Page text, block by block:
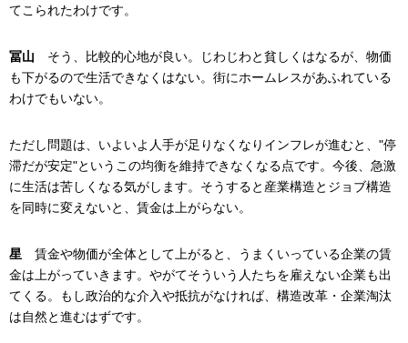
てこられたわけです。
冨山 そう、比較的心地が良い。じわじわと貧しくはなるが、物価
も下がるので生活できなくはない。街にホームレスがあふれている
わけでもいない。
ただし問題は、いよいよ人手が足りなくなりインフレが進むと、"停
滞だが安定"というこの均衡を維持できなくなる点です。今後、急激
に生活は苦しくなる気がします。そうすると産業構造とジョブ構造
を同時に変えないと、賃金は上がらない。
星 賃金や物価が全体として上がると、うまくいっている企業の賃
金は上がっていきます。やがてそういう人たちを雇えない企業も出
てくる。もし政治的な介入や抵抗がなければ、構造改革・企業淘汰
は自然と進むはずです。